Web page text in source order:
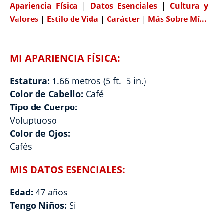
Apariencia Física | Datos Esenciales | Cultura y
Valores | Estilo de Vida | Carácter | Más Sobre Mí...
MI APARIENCIA FÍSICA:
Estatura: 1.66 metros (5 ft. 5 in.)
Color de Cabello: Café
Tipo de Cuerpo:
Voluptuoso
Color de Ojos:
Cafés
MIS DATOS ESENCIALES:
Edad: 47 años
Tengo Niños: Si